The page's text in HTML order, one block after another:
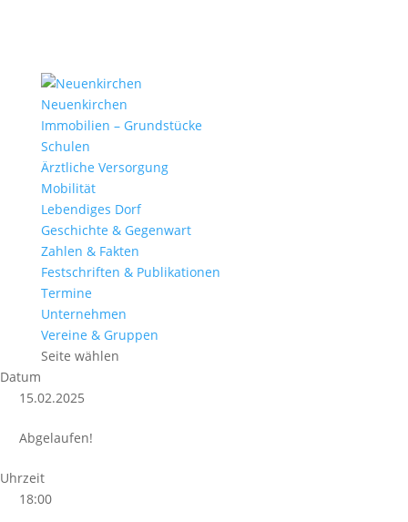
Neuenkirchen
Immobilien – Grundstücke
Schulen
Ärztliche Versorgung
Mobilität
Lebendiges Dorf
Geschichte & Gegenwart
Zahlen & Fakten
Festschriften & Publikationen
Termine
Unternehmen
Vereine & Gruppen
Seite wählen
Datum
15.02.2025
Abgelaufen!
Uhrzeit
18:00